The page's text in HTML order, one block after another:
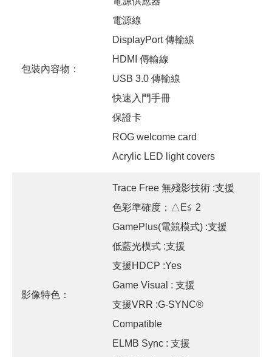
包裝內容物：
電源線
DisplayPort 傳輸線
HDMI 傳輸線
USB 3.0 傳輸線
快速入門手冊
保證卡
ROG welcome card
Acrylic LED light covers
影像特色：
Trace Free 無殘影技術 :支援
色彩準確度：△E≦ 2
GamePlus(電競模式) :支援
低藍光模式 :支援
支援HDCP :Yes
Game Visual : 支援
支援VRR :G-SYNC®
Compatible
ELMB Sync : 支援